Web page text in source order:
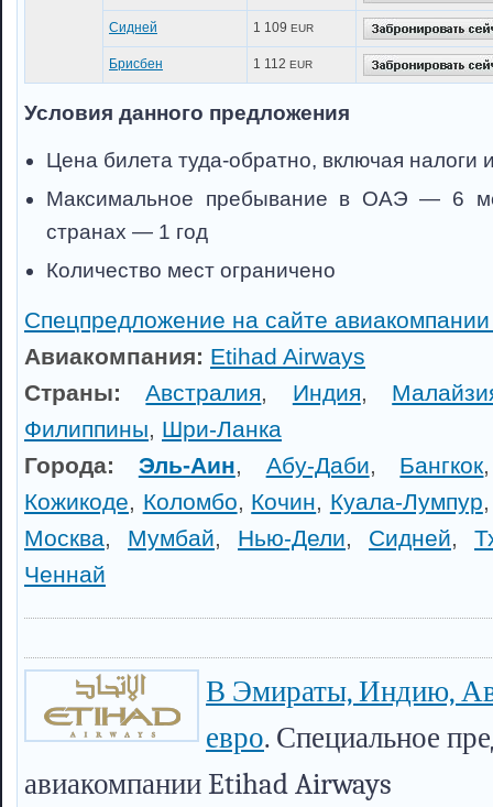
Сидней 1 109 EUR
Брисбен 1 112 EUR
Условия данного предложения
Цена билета туда-обратно, включая налоги
Максимальное пребывание в ОАЭ — 6
странах — 1 год
Количество мест ограничено
Спецпредложение на сайте
Авиакомпания: Etihad Airways
Страны:
Австралия, Индия,
Филиппины, Шри-Ланка
Города:
Эль-Аин, Абу-Даби, Бангкок
Кожикоде, Коломбо, Кочин, Куала-Лумпур
Москва, Мумбай, Нью-Дели, Сидней,
Ченнай
В Эмираты, Индию,
евро. Специальное
авиакомпании Etihad Airways